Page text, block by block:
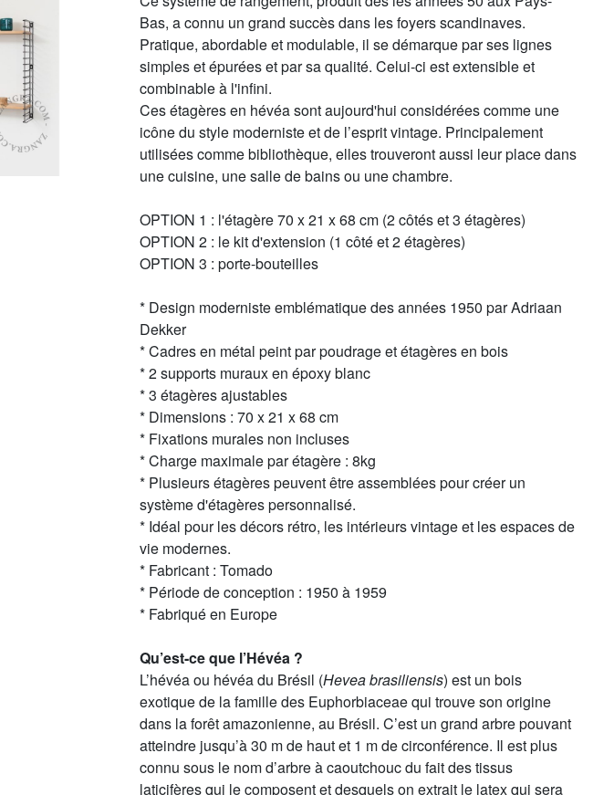
Bas, a connu un grand succès dans les foyers scandinaves.
Pratique, abordable et modulable, il se démarque par ses lignes
simples et épurées et par sa qualité. Celui-ci est extensible et
combinable à l'infini.
Ces étagères en hévéa sont aujourd'hui considérées comme une
icône du style moderniste et de l’esprit vintage. Principalement
utilisées comme bibliothèque, elles trouveront aussi leur place dans
une cuisine, une salle de bains ou une chambre.
OPTION 1 : l'étagère 70 x 21 x 68 cm (2 côtés et 3 étagères)
OPTION 2 : le kit d'extension (1 côté et 2 étagères)
OPTION 3 : porte-bouteilles
* Design moderniste emblématique des années 1950 par Adriaan
Dekker
* Cadres en métal peint par poudrage et étagères en bois
* 2 supports muraux en époxy blanc
* 3 étagères ajustables
* Dimensions : 70 x 21 x 68 cm
* Fixations murales non incluses
* Charge maximale par étagère : 8kg
* Plusieurs étagères peuvent être assemblées pour créer un
système d'étagères personnalisé.
* Idéal pour les décors rétro, les intérieurs vintage et les espaces de
vie modernes.
* Fabricant : Tomado
* Période de conception : 1950 à 1959
* Fabriqué en Europe
Qu’est-ce que l’Hévéa ?
L’hévéa ou hévéa du Brésil (Hevea brasiliensis) est un bois
exotique de la famille des Euphorbiaceae qui trouve son origine
dans la forêt amazonienne, au Brésil. C’est un grand arbre pouvant
atteindre jusqu’à 30 m de haut et 1 m de circonférence. Il est plus
connu sous le nom d’arbre à caoutchouc du fait des tissus
laticifères qui le composent et desquels on extrait le latex qui sera